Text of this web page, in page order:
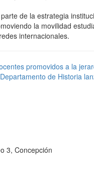
de la estrategia
la movilidad
internacionales.
promovidos a la
de Historia
3, Concepción